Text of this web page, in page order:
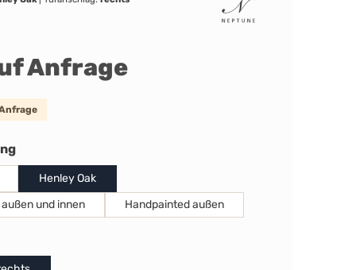
Anfrage
auswählen
Henley Oak
und innen
Handpainted außen